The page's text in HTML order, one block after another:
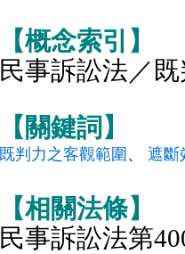
【概念索引】
民事訴訟法／
【關鍵詞】
既判力之客觀範圍 、 遮斷
【相關法條】
民事訴訟法第